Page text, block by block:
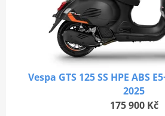
Vespa GTS 125 SS HPE ABS
2025
175 900 Kč